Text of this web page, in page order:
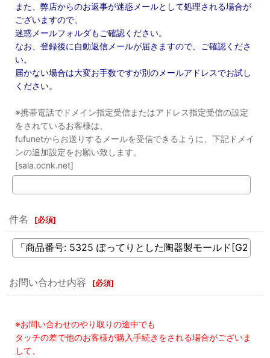
また、弊店からのお返事が迷惑メールとして処理される場合が
ございますので、
迷惑メールフォルダもご確認ください。
なお、登録後に自動返信メールが届きますので、ご確認くださ
い。
届かない場合は大変お手数ですが別のメールアドレスでお試し
ください。
※携帯電話でドメイン指定受信またはアドレス指定受信の設定
をされているお客様は、
fufunetからお送りするメールを受信できるように、下記ドメイ
ンの追加設定をお願い致します。
[sala.ocnk.net]
件名 [必須]
お問い合わせ内容 [必須]
※お問い合わせのやり取りの途中でも
タッチの差で他のお客様が購入手続きをされる場合がございま
して、